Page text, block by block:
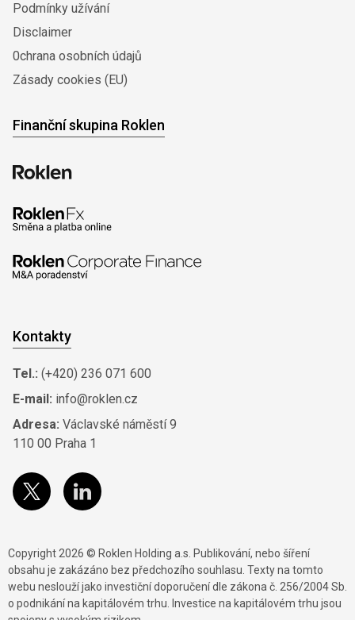
Podmínky užívání
Disclaimer
0chrana osobních údajů
Zásady cookies (EU)
Finanční skupina Roklen
Kontakty
Tel.: (+420) 236 071 600
E-mail: info@roklen.cz
Adresa: Václavské náměstí 9
110 00 Praha 1
Copyright 2026 © Roklen Holding a.s. Publikování, nebo šíření
obsahu je zakázáno bez předchozího souhlasu. Texty na tomto
webu neslouží jako investiční doporučení dle zákona č. 256/2004 Sb.
o podnikání na kapitálovém trhu. Investice na kapitálovém trhu jsou